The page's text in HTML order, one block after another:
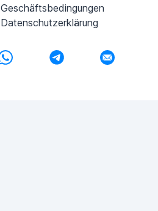
Geschäftsbedingungen
Datenschutzerklärung